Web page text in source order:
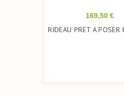
Prix
169,50 €
RIDEAU PRET A POSER